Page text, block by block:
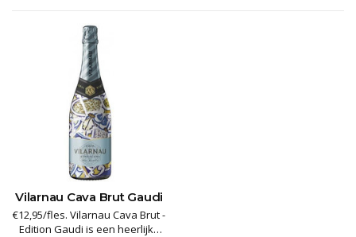
Vilarnau Cava Brut Gaudi
€12,95/fles. Vilarnau Cava Brut -
Edition Gaudi is een heerlijke